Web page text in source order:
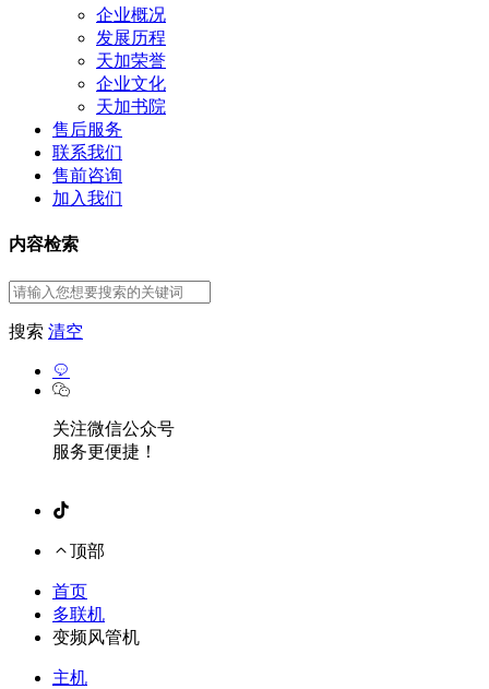
企业概况
发展历程
天加荣誉
企业文化
天加书院
售后服务
联系我们
售前咨询
加入我们
内容检索
搜索 清空
关注微信公众号
服务更便捷！
顶部
首页
多联机
变频风管机
主机